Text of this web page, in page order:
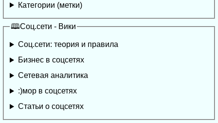
Категории (метки)
🕮Соц.сети - Вики
Соц.сети: теория и правила
Бизнес в соцсетях
Сетевая аналитика
:)мор в соцсетях
Статьи о соцсетях